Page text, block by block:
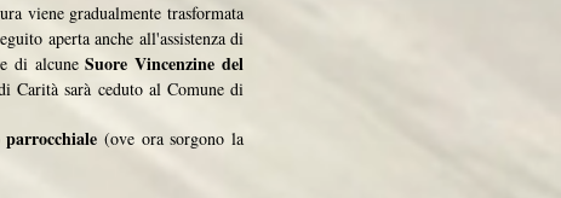
viene gradualmente trasformata
aperta anche all'assistenza di
di alcuneSuore Vincenzine del
Carità sarà ceduto al Comune di
(ove ora sorgono la